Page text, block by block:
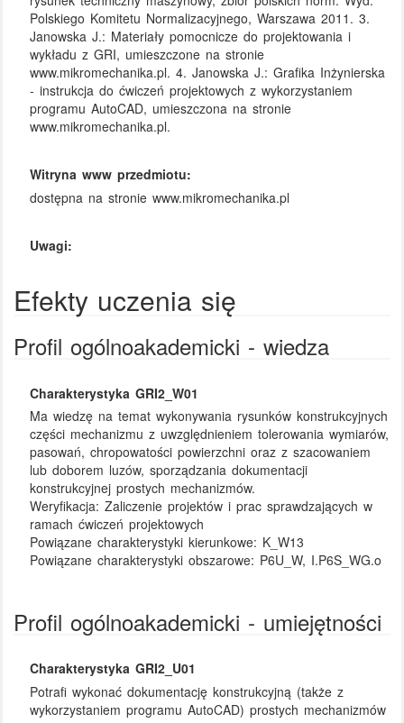
Polskiego Komitetu Normalizacyjnego, Warszawa 2011. 3.
Janowska J.: Materiały pomocnicze do projektowania i
wykładu z GRI, umieszczone na stronie
www.mikromechanika.pl. 4. Janowska J.: Grafika Inżynierska
- instrukcja do ćwiczeń projektowych z wykorzystaniem
programu AutoCAD, umieszczona na stronie
www.mikromechanika.pl.
Witryna www przedmiotu:
dostępna na stronie www.mikromechanika.pl
Uwagi:
Efekty uczenia się
Profil ogólnoakademicki - wiedza
Charakterystyka GRI2_W01
Ma wiedzę na temat wykonywania rysunków konstrukcyjnych
części mechanizmu z uwzględnieniem tolerowania wymiarów,
pasowań, chropowatości powierzchni oraz z szacowaniem
lub doborem luzów, sporządzania dokumentacji
konstrukcyjnej prostych mechanizmów.
Weryfikacja:Zaliczenie projektów i prac sprawdzających w
ramach ćwiczeń projektowych
Powiązane charakterystyki kierunkowe: K_W13
Powiązane charakterystyki obszarowe: P6U_W, I.P6S_WG.o
Profil ogólnoakademicki - umiejętności
Charakterystyka GRI2_U01
Potrafi wykonać dokumentację konstrukcyjną (także z
wykorzystaniem programu AutoCAD) prostych mechanizmów